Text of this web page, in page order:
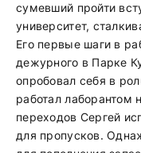
сумевший пройти
университет,
Его первые шаги в
дежурного в Парке
опробовал себя в
работал лаборантом
переходов Сергей
для пропусков.